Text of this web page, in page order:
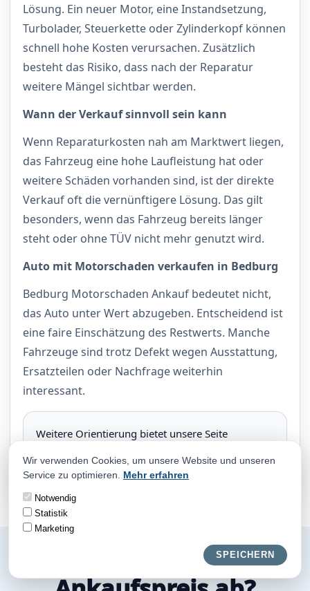
Lösung. Ein neuer Motor, eine Instandsetzung,
Turbolader, Steuerkette oder Zylinderkopf können
schnell hohe Kosten verursachen. Zusätzlich
besteht das Risiko, dass nach der Reparatur
weitere Mängel sichtbar werden.
Wann der Verkauf sinnvoll sein kann
Wenn Reparaturkosten nah am Marktwert liegen,
das Fahrzeug eine hohe Laufleistung hat oder
weitere Schäden vorhanden sind, ist der direkte
Verkauf oft die vernünftigere Lösung. Das gilt
besonders, wenn das Fahrzeug bereits länger
steht oder ohne TÜV nicht mehr genutzt wird.
Auto mit Motorschaden verkaufen in Bedburg
Bedburg Motorschaden Ankauf bedeutet nicht,
das Auto unter Wert abzugeben. Entscheidend ist
eine faire Einschätzung des Restwerts. Manche
Fahrzeuge sind trotz Defekt wegen Ausstattung,
Ersatzteilen oder Nachfrage weiterhin
interessant.
Weitere Orientierung bietet unsere Seite
Wovon hängt der
Wir verwenden Cookies, um unsere Website und unseren
Service zu optimieren. Mehr erfahren
Notwendig
Statistik
Marketing
SPEICHERN